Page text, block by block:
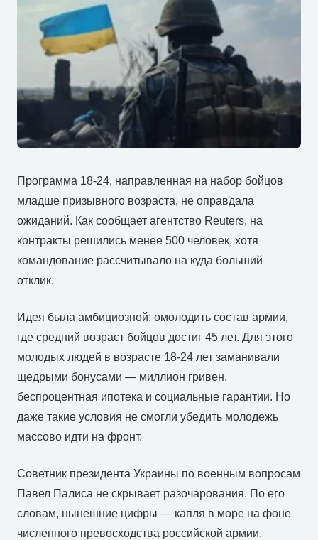
Программа 18-24, направленная на набор бойцов
младше призывного возраста, не оправдала
ожиданий. Как сообщает агентство Reuters, на
контракты решились менее 500 человек, хотя
командование рассчитывало на куда больший
отклик.
Идея была амбициозной: омолодить состав армии,
где средний возраст бойцов достиг 45 лет. Для этого
молодых людей в возрасте 18-24 лет заманивали
щедрыми бонусами — миллион гривен,
беспроцентная ипотека и социальные гарантии. Но
даже такие условия не смогли убедить молодежь
массово идти на фронт.
Советник президента Украины по военным вопросам
Павел Палиса не скрывает разочарования. По его
словам, нынешние цифры — капля в море на фоне
численного превосходства российской армии.